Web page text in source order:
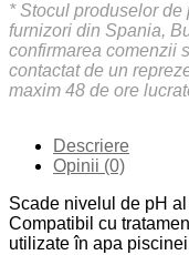
* Stocul produselor
furnizori din Spania,
confirmarea comenzii
contactat de un
maxim 48 de ore
Descriere
Opinii (0)
Scade nivelul de pH
Compatibil cu
utilizate în apa